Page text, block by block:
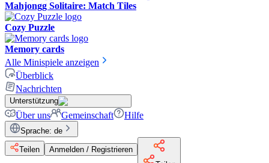
Mahjongg Solitaire: Match Tiles
Cozy Puzzle
Memory cards
Alle Minispiele anzeigen
Überblick
Nachrichten
Unterstützung
Über uns Gemeinschaft Hilfe
Sprache: de
Teilen
Anmelden / Registrieren